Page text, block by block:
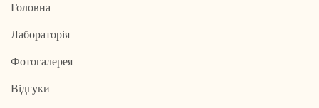
Головна
Лабораторія
Фотогалерея
Відгуки